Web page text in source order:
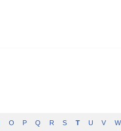
O P Q R S T U V W